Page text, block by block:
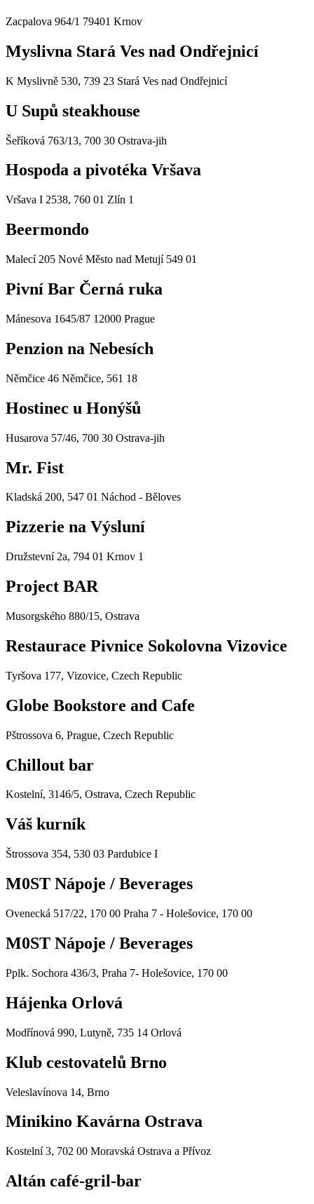
Zacpalova 964/1 79401 Krnov
Myslivna Stará Ves nad Ondřejnicí
K Myslivně 530, 739 23 Stará Ves nad Ondřejnicí
U Supů steakhouse
Šeříková 763/13, 700 30 Ostrava-jih
Hospoda a pivotéka Vršava
Vršava I 2538, 760 01 Zlín 1
Beermondo
Malecí 205 Nové Město nad Metují 549 01
Pivní Bar Černá ruka
Mánesova 1645/87 12000 Prague
Penzion na Nebesích
Němčice 46 Němčice, 561 18
Hostinec u Honýšů
Husarova 57/46, 700 30 Ostrava-jih
Mr. Fist
Kladská 200, 547 01 Náchod - Běloves
Pizzerie na Výsluní
Družstevní 2a, 794 01 Krnov 1
Project BAR
Musorgského 880/15, Ostrava
Restaurace Pivnice Sokolovna Vizovice
Tyršova 177, Vizovice, Czech Republic
Globe Bookstore and Cafe
Pštrossova 6, Prague, Czech Republic
Chillout bar
Kostelní, 3146/5, Ostrava, Czech Republic
Váš kurník
Štrossova 354, 530 03 Pardubice I
M0ST Nápoje / Beverages
Ovenecká 517/22, 170 00 Praha 7 - Holešovice, 170 00
M0ST Nápoje / Beverages
Pplk. Sochora 436/3, Praha 7- Holešovice, 170 00
Hájenka Orlová
Modřínová 990, Lutyně, 735 14 Orlová
Klub cestovatelů Brno
Veleslavínova 14, Brno
Minikino Kavárna Ostrava
Kostelní 3, 702 00 Moravská Ostrava a Přívoz
Altán café-gril-bar